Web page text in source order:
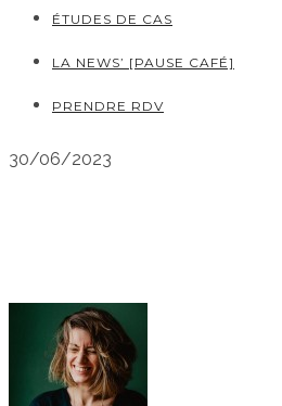
ÉTUDES DE CAS
LA NEWS’ [PAUSE CAFÉ]
PRENDRE RDV
30/06/2023